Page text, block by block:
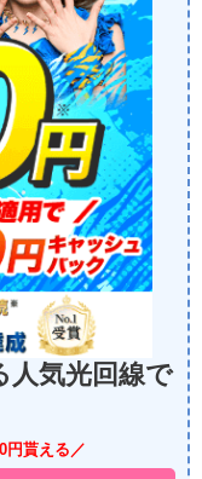
人気光回線で
円貰える／